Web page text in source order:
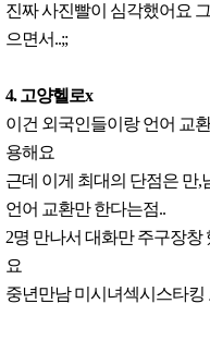
진짜 사진빨이 심각했어요
으면서..;;
4. 고양헬로x
이건 외국인들이랑 언어 교
용해요
근데 이게 최대의 단점은 만
언어 교환만 한다는점..
2명 만나서 대화만 주구장창
요
중년만남 미시녀섹시스타킹